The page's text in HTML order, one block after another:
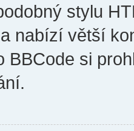
stylu
nabízí větší
BBCode si